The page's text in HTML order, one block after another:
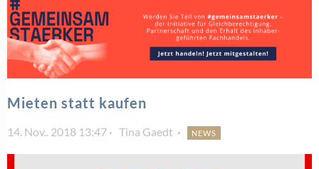
Mieten statt kaufen
14. Nov.. 2018 13:47 Tina Gaedt NEWS